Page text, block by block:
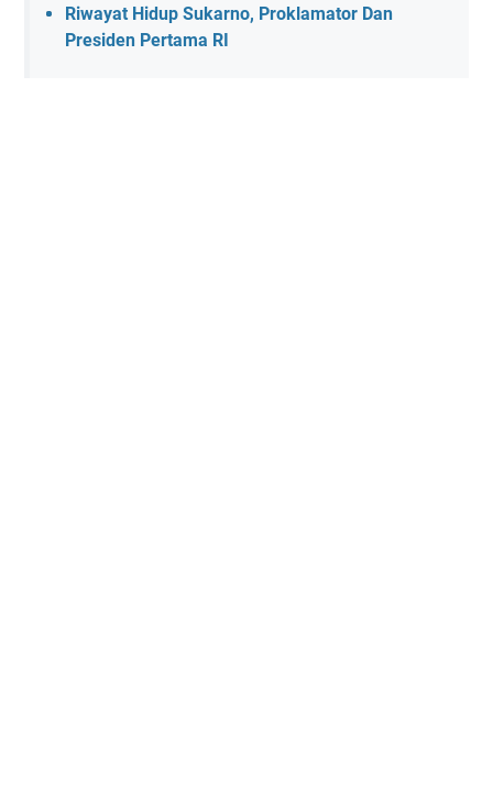
Riwayat Hidup Sukarno, Proklamator Dan
Presiden Pertama RI